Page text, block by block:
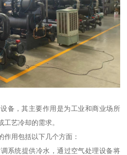
备，其主要作用是为工业和商业场所
艺冷却的需求。
用包括以下几个方面：
系统提供冷水，通过空气处理设备将